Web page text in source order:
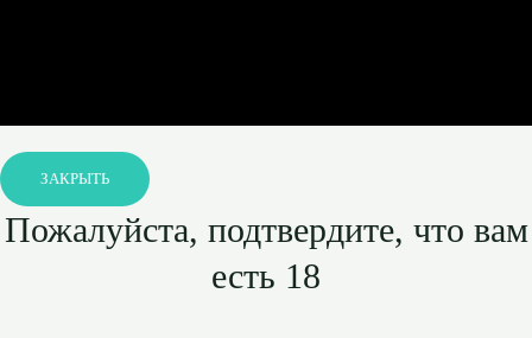
ЗАКРЫТЬ
Пожалуйста, подтвердите, что вам
есть 18